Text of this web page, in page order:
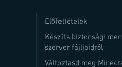
Előfeltételek
Készíts biztonsági
szerver fájljaidról
Változtasd meg